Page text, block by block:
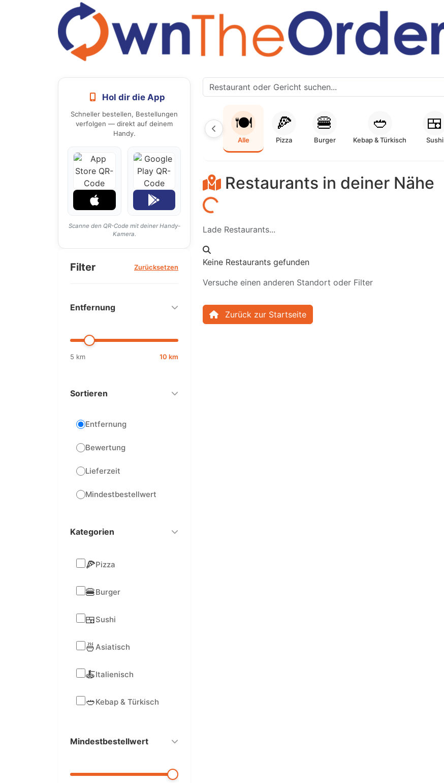
Hol dir die App
Schneller bestellen, Bestellungen
verfolgen — direkt auf deinem
Handy.
Scanne den QR-Code mit deiner Handy-
Kamera.
Filter Zurücksetzen
Entfernung
5 km 10 km
Sortieren
Entfernung
Bewertung
Lieferzeit
Mindestbestellwert
Kategorien
🍕Pizza
🍔Burger
🍱Sushi
🍜Asiatisch
🍝Italienisch
🥙Kebap & Türkisch
Mindestbestellwert
🍽️
Alle
🍕
Pizza
🍔
Burger
🥙
Kebap & Türkisch
🍱
Sushi
Restaurants in deiner Nähe
Laden...
Lade Restaurants...
Keine Restaurants gefunden
Versuche einen anderen Standort oder Filter
Zurück zur Startseite